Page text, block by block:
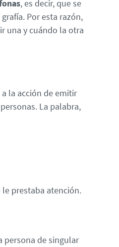
, es decir, que se
Por esta razón,
una y cuándo la otra
la acción de emitir
La palabra,
prestaba atención.
persona de singular